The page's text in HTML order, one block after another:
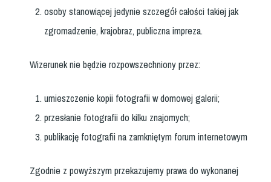
osoby stanowiącej jedynie szczegół całości takiej jak
zgromadzenie, krajobraz, publiczna impreza.
Wizerunek nie będzie rozpowszechniony przez:
umieszczenie kopii fotografii w domowej galerii;
przesłanie fotografii do kilku znajomych;
publikację fotografii na zamkniętym forum internetowym
Zgodnie z powyższym przekazujemy prawa do wykonanej